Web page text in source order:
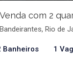
com 2
Rio de
Banheiros 1